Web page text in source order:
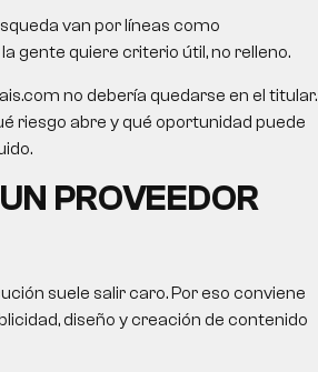
van por líneas como
gente quiere criterio útil, no relleno.
no debería quedarse en el titular.
riesgo abre y qué oportunidad puede
PROVEEDOR
suele salir caro. Por eso conviene
diseño y creación de contenido